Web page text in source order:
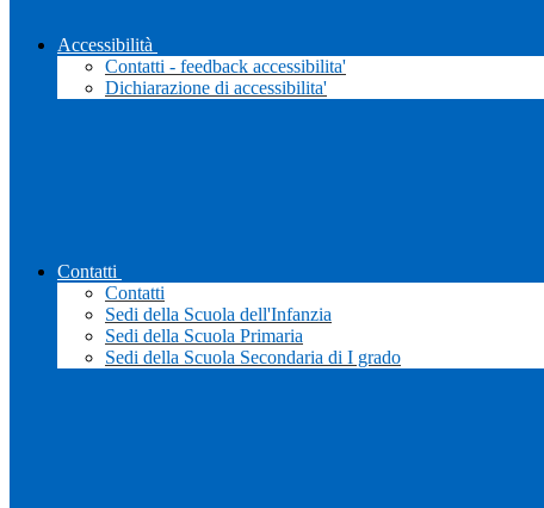
Accessibilità
Contatti - feedback accessibilita'
Dichiarazione di accessibilita'
Contatti
Contatti
Sedi della Scuola dell'Infanzia
Sedi della Scuola Primaria
Sedi della Scuola Secondaria di I grado